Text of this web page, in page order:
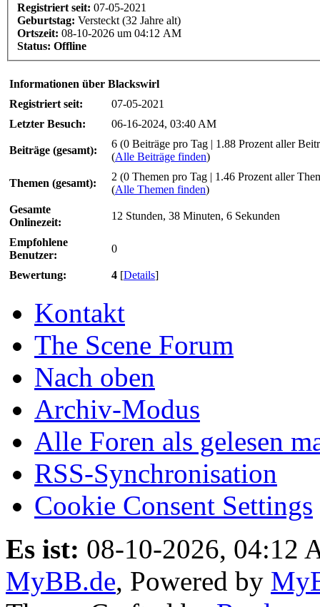
Registriert seit: 07-05-2021
Geburtstag: Versteckt (32 Jahre alt)
Ortszeit: 08-10-2026 um 04:12 AM
Status: Offline
Informationen über Blackswirl
Registriert seit:
07-05-2021
Letzter Besuch:
06-16-2024, 03:40 AM
Beiträge (gesamt):
6 (0 Beiträge pro Tag | 1.88 Prozent aller
(Alle Beiträge finden)
Themen (gesamt):
2 (0 Themen pro Tag | 1.46 Prozent aller
(Alle Themen finden)
Gesamte
Onlinezeit:
12 Stunden, 38 Minuten, 6 Sekunden
Empfohlene
Benutzer:
0
Bewertung: 4 [Details]
Kontakt
The Scene Forum
Nach oben
Archiv-Modus
Alle Foren als gelesen
RSS-Synchronisation
Cookie Consent Settings
Es ist: 08-10-2026, 04:12
MyBB.de, Powered by